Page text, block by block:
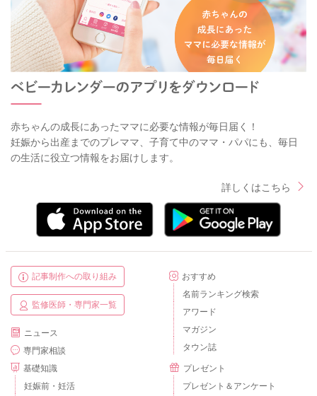
赤ちゃんの成長にあったママに必要な情報が毎日届く！
妊娠から出産までのプレママ、子育て中のママ・パパにも、毎日
の生活に役立つ情報をお届けします。
詳しくはこちら
記事制作への取り組み
監修医師・専門家一覧
ニュース
専門家相談
基礎知識
妊娠前・妊活
おすすめ
名前ランキング検索
アワード
マガジン
タウン誌
プレゼント
プレゼント＆アンケート